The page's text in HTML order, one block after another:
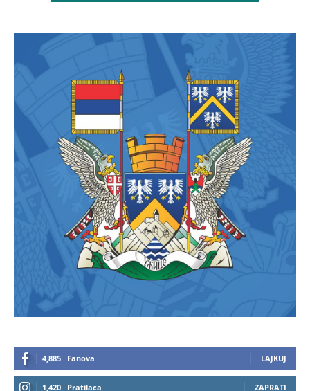
4,885 Fanova LAJKUJ
1,420 Pratilaca ZAPRATI